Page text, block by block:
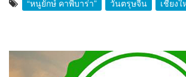
“หนูยักษ์ คาพีบาร่า” วันตรุษจีน เชียง